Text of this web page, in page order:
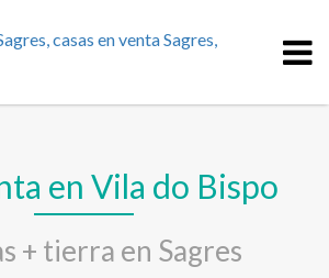
en Vila do Bispo
+ tierra en Sagres